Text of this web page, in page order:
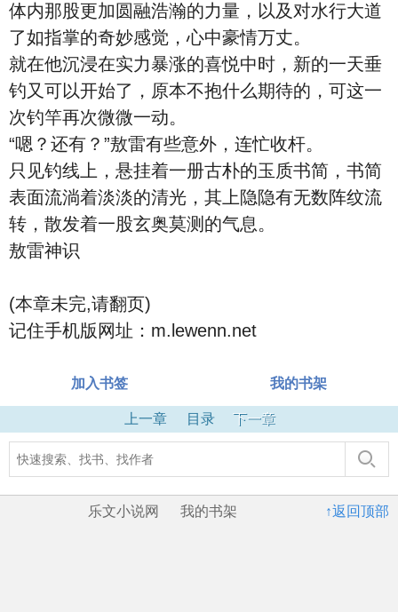
体内那股更加圆融浩瀚的力量，以及对水行大道
了如指掌的奇妙感觉，心中豪情万丈。
就在他沉浸在实力暴涨的喜悦中时，新的一天垂
钓又可以开始了，原本不抱什么期待的，可这一
次钓竿再次微微一动。
“嗯？还有？”敖雷有些意外，连忙收杆。
只见钓线上，悬挂着一册古朴的玉质书简，书简
表面流淌着淡淡的清光，其上隐隐有无数阵纹流
转，散发着一股玄奥莫测的气息。
敖雷神识
(本章未完,请翻页)
记住手机版网址：m.lewenn.net
加入书签 我的书架
上一章 目录 下一章
↑返回顶部
乐文小说网 我的书架